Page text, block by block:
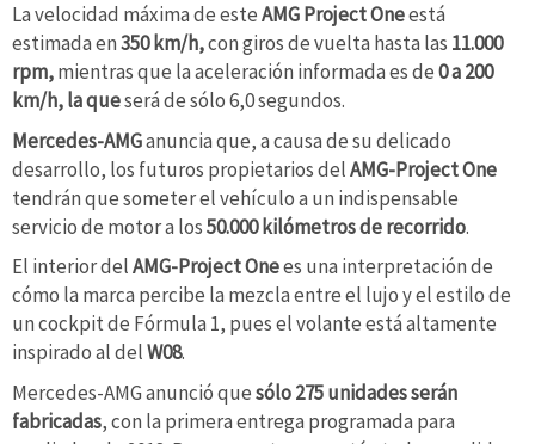
La velocidad máxima de esteAMG Project Oneestá
estimada en350 km/h,con giros de vuelta hasta las 11.000
rpm,mientras que la aceleración informada es de0 a 200
km/h, la queserá de sólo 6,0 segundos.
Mercedes-AMGanuncia que, a causa de su delicado
desarrollo, los futuros propietarios delAMG-Project One
tendrán que someter el vehículo a un indispensable
servicio de motor a los50.000 kilómetros de recorrido.
El interior delAMG-Project Onees una interpretación de
cómo la marca percibe la mezcla entre el lujo y el estilo de
un cockpit de Fórmula 1, pues el volante está altamente
inspirado al delW08.
Mercedes-AMG anunció quesólo 275 unidades serán
fabricadas, con la primera entrega programada para